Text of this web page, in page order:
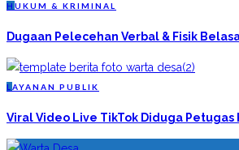
H UKUM & KRIMINAL
Dugaan Pelecehan Verbal & Fisik
L AYANAN PUBLIK
Viral Video Live TikTok Diduga Petugas